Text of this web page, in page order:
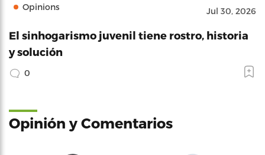
Opinions Jul 30, 2026
El sinhogarismo juvenil tiene rostro, historia
y solución
0
Opinión y Comentarios